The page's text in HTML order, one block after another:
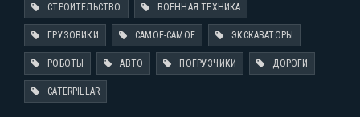
СТРОИТЕЛЬСТВО ВОЕННАЯ ТЕХНИКА
ГРУЗОВИКИ САМОЕ-САМОЕ ЭКСКАВАТОРЫ
РОБОТЫ АВТО ПОГРУЗЧИКИ ДОРОГИ
CATERPILLAR